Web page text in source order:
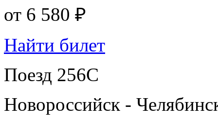
от 6 580 ₽
Найти билет
Поезд 256С
Новороссийск -